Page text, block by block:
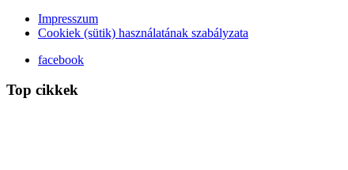
Impresszum
Cookiek (sütik) használatának szabályzata
facebook
Top cikkek